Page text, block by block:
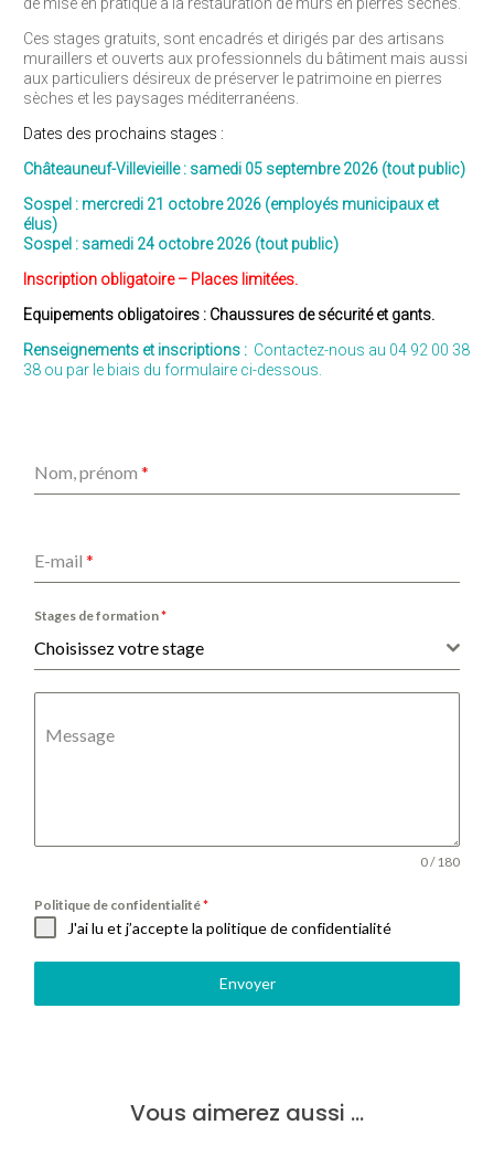
Ces stages gratuits, sont encadrés et dirigés par des artisans
muraillers et ouverts aux professionnels du bâtiment mais aussi
aux particuliers désireux de préserver le patrimoine en pierres
sèches et les paysages méditerranéens.
Dates des prochains stages :
Châteauneuf-Villevieille : samedi 05 septembre 2026 (tout public)
Sospel : mercredi 21 octobre 2026 (employés municipaux et
élus)
Sospel : samedi 24 octobre 2026 (tout public)
Inscription obligatoire – Places limitées.
Equipements obligatoires : Chaussures de sécurité et gants.
Renseignements et inscriptions : Contactez-nous au 04 92 00 38
38 ou par le biais du formulaire ci-dessous.
Nom, prénom*
E-mail*
Stages de formation*
Choisissez votre stage
Message
0 / 180
Politique de confidentialité*
J'ai lu et j’accepte la politique de confidentialité
Envoyer
Vous aimerez aussi …